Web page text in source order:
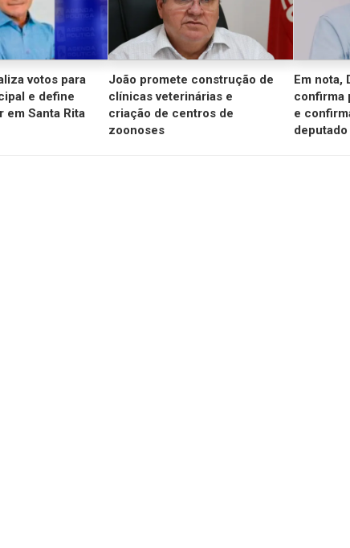
votos para
e define
em Santa Rita
João promete construção de
clínicas veterinárias e
criação de centros de
zoonoses
Em nota,
confirma
e